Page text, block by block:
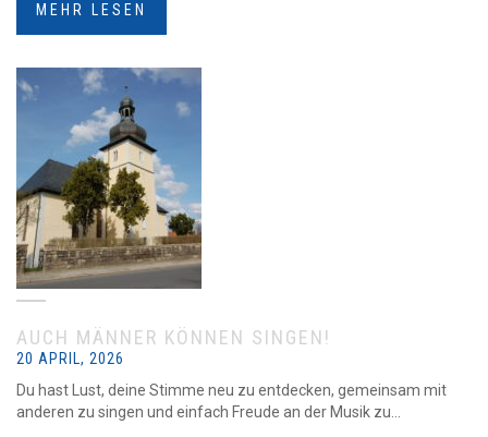
MEHR LESEN
AUCH MÄNNER KÖNNEN SINGEN!
20 APRIL, 2026
Du hast Lust, deine Stimme neu zu entdecken, gemeinsam mit
anderen zu singen und einfach Freude an der Musik zu...